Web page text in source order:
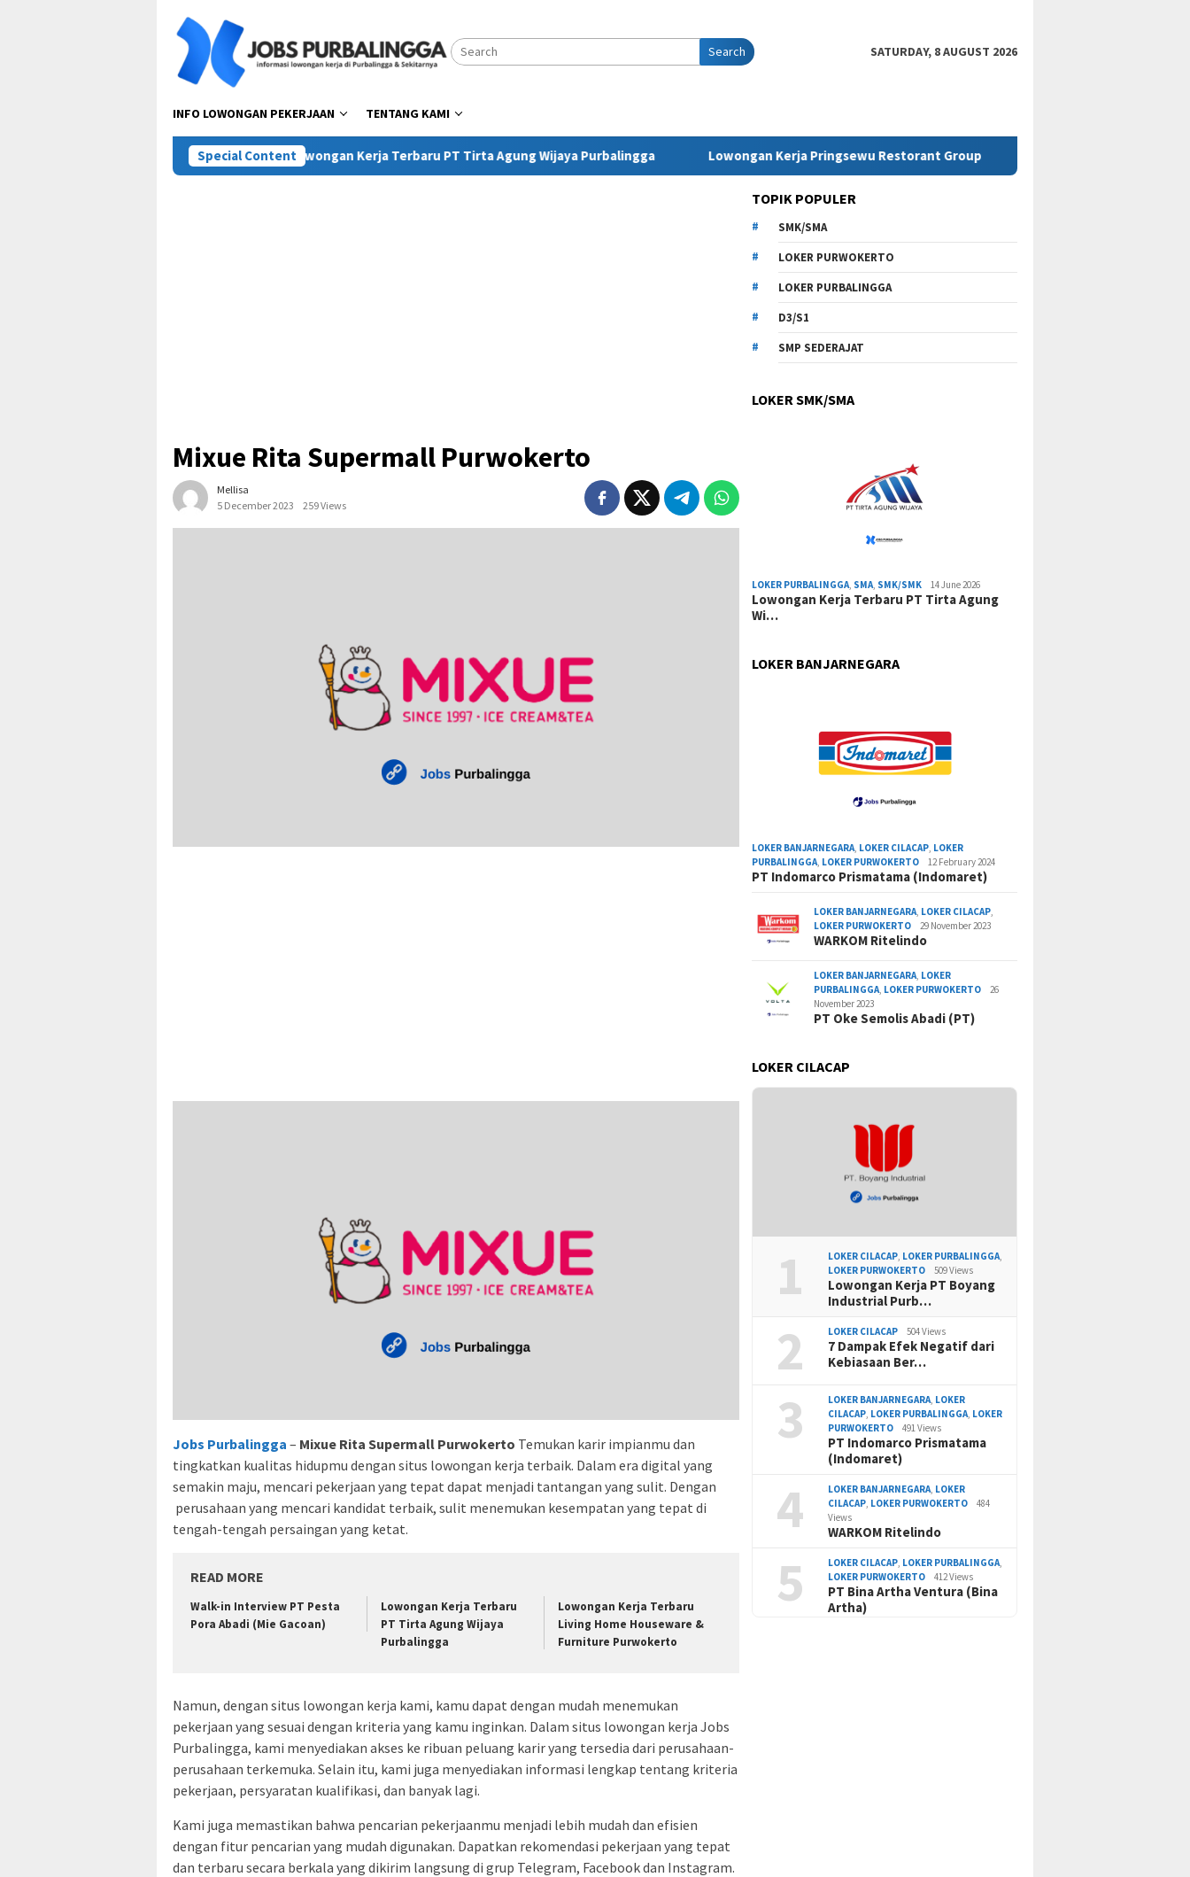
content
Search SATURDAY, 8 AUGUST 2026
INFO LOWONGAN PEKERJAAN TENTANG KAMI
Special Content
Lowongan Kerja Terbaru PT Tirta Agung Wijaya Purbalingga Lowongan Kerja Pringsewu Restorant Group Lowongan Kerja SMK Telkom
Mixue Rita Supermall Purwokerto
Mellisa
5 December 2023
259 Views
Jobs Purbalingga – Mixue Rita Supermall Purwokerto Temukan karir impianmu dan
tingkatkan kualitas hidupmu dengan situs lowongan kerja terbaik. Dalam era digital yang
semakin maju, mencari pekerjaan yang tepat dapat menjadi tantangan yang sulit. Dengan
perusahaan yang mencari kandidat terbaik, sulit menemukan kesempatan yang tepat di
tengah-tengah persaingan yang ketat.
READ MORE
Walk-in Interview PT Pesta
Pora Abadi (Mie Gacoan)
Lowongan Kerja Terbaru
PT Tirta Agung Wijaya
Purbalingga
Lowongan Kerja Terbaru
Living Home Houseware &
Furniture Purwokerto
Namun, dengan situs lowongan kerja kami, kamu dapat dengan mudah menemukan
pekerjaan yang sesuai dengan kriteria yang kamu inginkan. Dalam situs lowongan kerja Jobs
Purbalingga, kami menyediakan akses ke ribuan peluang karir yang tersedia dari perusahaan-
perusahaan terkemuka. Selain itu, kami juga menyediakan informasi lengkap tentang kriteria
pekerjaan, persyaratan kualifikasi, dan banyak lagi.
Kami juga memastikan bahwa pencarian pekerjaanmu menjadi lebih mudah dan efisien
dengan fitur pencarian yang mudah digunakan. Dapatkan rekomendasi pekerjaan yang tepat
dan terbaru secara berkala yang dikirim langsung di grup Telegram, Facebook dan Instagram.
TOPIK POPULER
SMK/SMA
LOKER PURWOKERTO
LOKER PURBALINGGA
D3/S1
SMP SEDERAJAT
LOKER SMK/SMA
LOKER PURBALINGGA SMA SMK/SMK 14 June 2026
Lowongan Kerja Terbaru PT Tirta Agung
Wi…
LOKER BANJARNEGARA
LOKER BANJARNEGARA LOKER CILACAP LOKER
PURBALINGGA LOKER PURWOKERTO 12 February 2024
PT Indomarco Prismatama (Indomaret)
LOKER BANJARNEGARA LOKER CILACAP
LOKER PURWOKERTO
29 November 2023
WARKOM Ritelindo
LOKER BANJARNEGARA LOKER
PURBALINGGA LOKER PURWOKERTO
26
November 2023
PT Oke Semolis Abadi (PT)
LOKER CILACAP
1 LOKER CILACAP, LOKER PURBALINGGA,
LOKER PURWOKERTO
509 Views
Lowongan Kerja PT Boyang
Industrial Purb…
2 LOKER CILACAP 504 Views
7 Dampak Efek Negatif dari
Kebiasaan Ber…
3 LOKER BANJARNEGARA, LOKER
CILACAP, LOKER PURBALINGGA, LOKER
PURWOKERTO
491 Views
PT Indomarco Prismatama
(Indomaret)
4 LOKER BANJARNEGARA, LOKER
CILACAP, LOKER PURWOKERTO
484
Views
WARKOM Ritelindo
5 LOKER CILACAP, LOKER PURBALINGGA,
LOKER PURWOKERTO
412 Views
PT Bina Artha Ventura (Bina
Artha)